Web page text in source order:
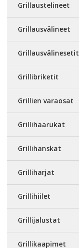
Grillaustelineet
Grillausvälineet
Grillausvälinesetit
Grillibriketit
Grillien varaosat
Grillihaarukat
Grillihanskat
Grilliharjat
Grillihiilet
Grillijalustat
Grillikaapimet